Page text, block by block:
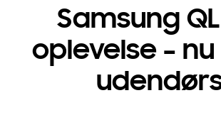
Samsung
oplevelse –